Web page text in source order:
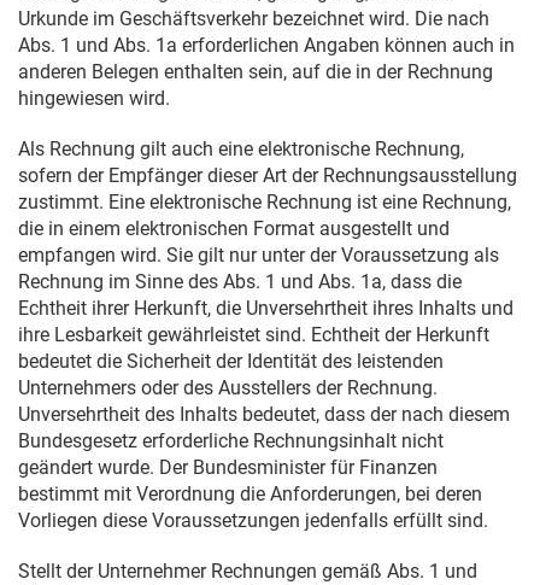
Urkunde im Geschäftsverkehr bezeichnet wird. Die nach
Abs. 1 und Abs. 1a erforderlichen Angaben können auch in
anderen Belegen enthalten sein, auf die in der Rechnung
hingewiesen wird.
Als Rechnung gilt auch eine elektronische Rechnung,
sofern der Empfänger dieser Art der Rechnungsausstellung
zustimmt. Eine elektronische Rechnung ist eine Rechnung,
die in einem elektronischen Format ausgestellt und
empfangen wird. Sie gilt nur unter der Voraussetzung als
Rechnung im Sinne des Abs. 1 und Abs. 1a, dass die
Echtheit ihrer Herkunft, die Unversehrtheit ihres Inhalts und
ihre Lesbarkeit gewährleistet sind. Echtheit der Herkunft
bedeutet die Sicherheit der Identität des leistenden
Unternehmers oder des Ausstellers der Rechnung.
Unversehrtheit des Inhalts bedeutet, dass der nach diesem
Bundesgesetz erforderliche Rechnungsinhalt nicht
geändert wurde. Der Bundesminister für Finanzen
bestimmt mit Verordnung die Anforderungen, bei deren
Vorliegen diese Voraussetzungen jedenfalls erfüllt sind.
Stellt der Unternehmer Rechnungen gemäß Abs. 1 und